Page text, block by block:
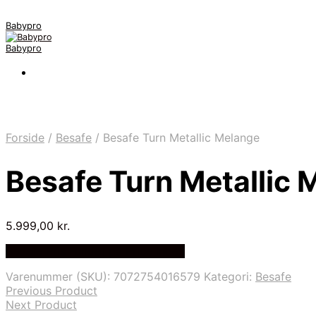
Babypro
Babypro
Forside / Besafe / Besafe Turn Metallic Melange
Besafe Turn Metallic
5.999,00 kr.
Varenummer (SKU): 7072754016579 Kategori: Besafe
Previous Product
Next Product